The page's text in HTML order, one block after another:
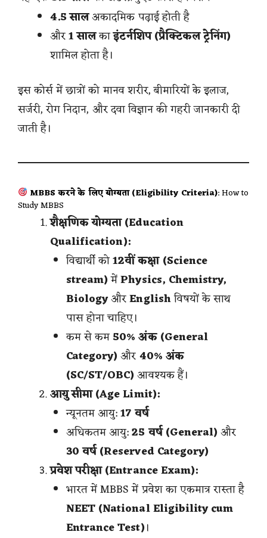
4.5 सालअकादमिक पढ़ाई होती है
और1 सालकाइंटर्नशिप (प्रैक्टिकल ट्रेनिंग)
शामिल होता है।
इस कोर्स में छात्रों को मानव शरीर, बीमारियों के इलाज,
सर्जरी, रोग निदान, और दवा विज्ञान की गहरी जानकारी दी
जाती है।
MBBS करने के लिए योग्यता (Eligibility Criteria): How to
Study MBBS
शैक्षणिक योग्यता (Education
Qualification):
विद्यार्थी को12वीं कक्षा (Science
stream)मेंPhysics, Chemistry,
BiologyऔरEnglishविषयों के साथ
पास होना चाहिए।
कम से कम50% अंक (General
Category)और40% अंक
(SC/ST/OBC)आवश्यक हैं।
आयु सीमा (Age Limit):
न्यूनतम आयु:17 वर्ष
अधिकतम आयु:25 वर्ष (General)और
30 वर्ष (Reserved Category)
प्रवेश परीक्षा (Entrance Exam):
भारत में MBBS में प्रवेश का एकमात्र रास्ता है
NEET (National Eligibility cum
Entrance Test)।